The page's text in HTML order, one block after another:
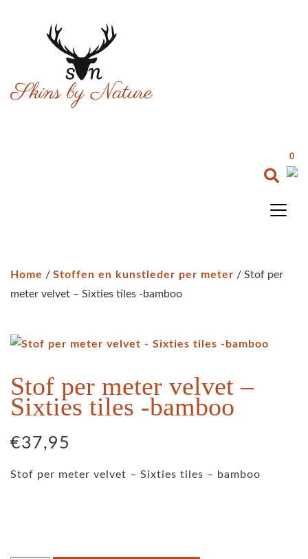
0
Home / Stoffen en kunstleder per meter / Stof per
meter velvet – Sixties tiles -bamboo
Stof per meter velvet –
Sixties tiles -bamboo
€37,95
Stof per meter velvet – Sixties tiles – bamboo